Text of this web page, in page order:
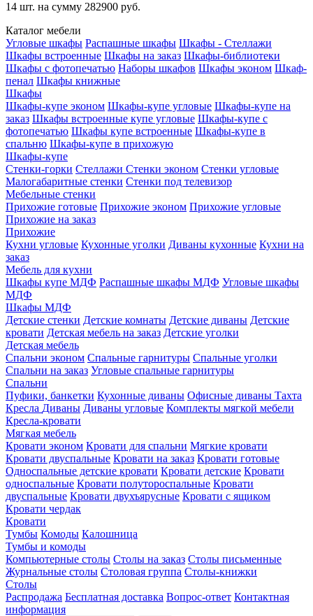
14 шт. на сумму 282900 руб.
Каталог мебели
Угловые шкафы Распашные шкафы Шкафы - Стеллажи
Шкафы встроенные Шкафы на заказ Шкафы-библиотеки
Шкафы с фотопечатью Наборы шкафов Шкафы эконом Шкаф-
пенал Шкафы книжные
Шкафы
Шкафы-купе эконом Шкафы-купе угловые Шкафы-купе на
заказ Шкафы встроенные купе угловые Шкафы-купе с
фотопечатью Шкафы купе встроенные Шкафы-купе в
спальню Шкафы-купе в прихожую
Шкафы-купе
Стенки-горки Стеллажи Стенки эконом Стенки угловые
Малогабаритные стенки Стенки под телевизор
Мебельные стенки
Прихожие готовые Прихожие эконом Прихожие угловые
Прихожие на заказ
Прихожие
Кухни угловые Кухонные уголки Диваны кухонные Кухни на
заказ
Мебель для кухни
Шкафы купе МДФ Распашные шкафы МДФ Угловые шкафы
МДФ
Шкафы МДФ
Детские стенки Детские комнаты Детские диваны Детские
кровати Детская мебель на заказ Детские уголки
Детская мебель
Спальни эконом Спальные гарнитуры Спальные уголки
Спальни на заказ Угловые спальные гарнитуры
Спальни
Пуфики, банкетки Кухонные диваны Офисные диваны Тахта
Кресла Диваны Диваны угловые Комплекты мягкой мебели
Кресла-кровати
Мягкая мебель
Кровати эконом Кровати для спальни Мягкие кровати
Кровати двуспальные Кровати на заказ Кровати готовые
Односпальные детские кровати Кровати детские Кровати
односпальные Кровати полутороспальные Кровати
двуспальные Кровати двухъярусные Кровати с ящиком
Кровати чердак
Кровати
Тумбы Комоды Калошница
Тумбы и комоды
Компьютерные столы Столы на заказ Столы письменные
Журнальные столы Столовая группа Столы-книжки
Столы
Распродажа Бесплатная доставка Вопрос-ответ Контактная
информация